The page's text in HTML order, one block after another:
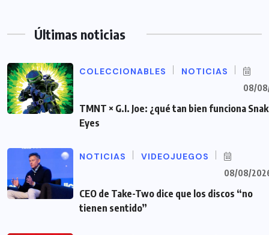
Últimas noticias
COLECCIONABLES NOTICIAS
08/
TMNT × G.I. Joe: ¿qué tan bien funciona
Eyes
NOTICIAS VIDEOJUEGOS
08/08/
CEO de Take-Two dice que los discos “no
tienen sentido”